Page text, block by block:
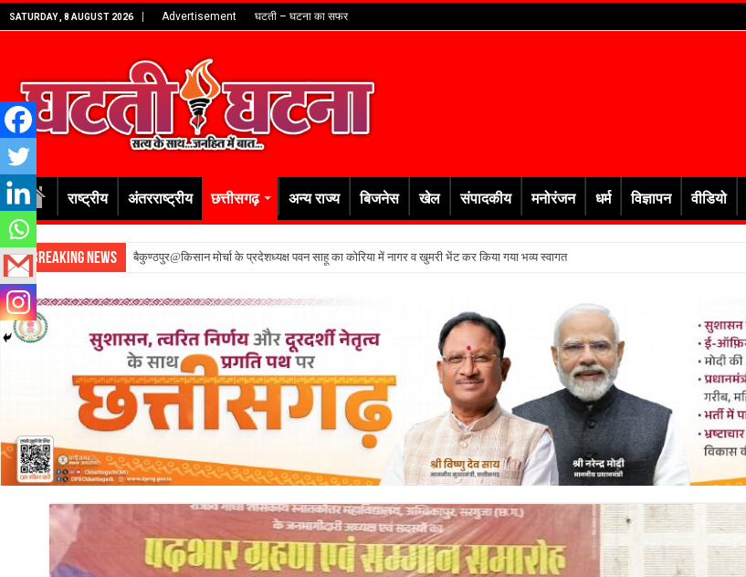
SATURDAY , 8 AUGUST 2026 Advertisement घटती – घटना का सफर
राष्ट्रीय अंतरराष्ट्रीय छत्तीसगढ़ अन्य राज्य बिजनेस खेल संपादकीय मनोरंजन धर्म विज्ञापन वीडियो
Breaking News बैकुण्ठपुर@किसान मोर्चा के प्रदेशध्यक्ष पवन साहू का कोरिया में नागर व खुमरी भेंट कर किया गया भव्य स्वागत